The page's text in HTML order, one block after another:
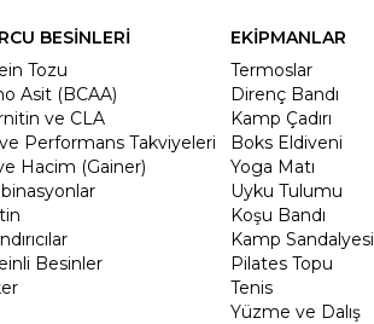
BESİNLERİ
Tozu
Asit (BCAA)
ve CLA
Performans Takviyeleri
Hacim (Gainer)
Besinler
EKİPMANLAR
Termoslar
Direnç Bandı
Kamp Çadırı
Boks Eldiveni
Yoga Matı
Uyku Tulumu
Koşu Bandı
Kamp Sandalyesi
Pilates Topu
Tenis
Yüzme ve Dalış